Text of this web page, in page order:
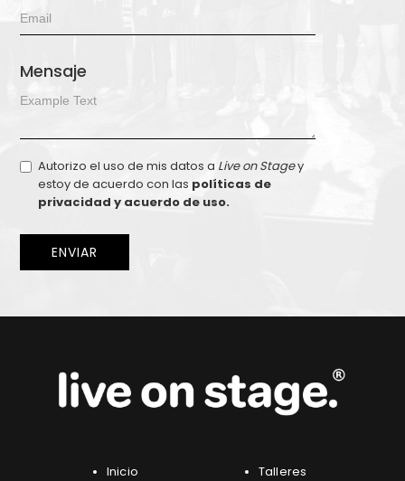
Mensaje
Autorizo el uso de mis datos a Live on Stagey
estoy de acuerdo con las políticas de
privacidad y acuerdo de uso.
Inicio Talleres